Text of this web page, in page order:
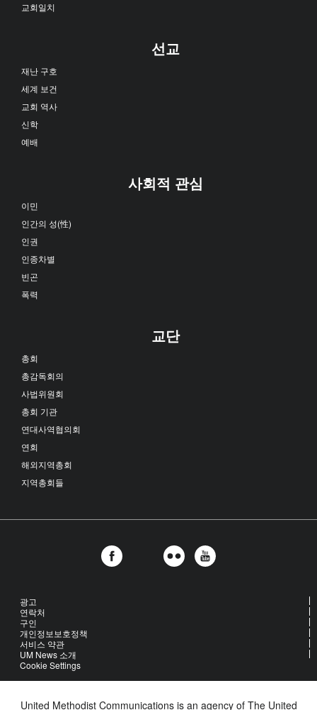
교회일치
선교
재난 구호
세계 보건
교회 역사
신학
예배
사회적 관심
이민
인간의 성(性)
인권
인종차별
빈곤
폭력
교단
총회
총감독회의
사법위원회
총회 기관
연대사역협의회
연회
해외지역총회
지역총회들
광고
연락처
구인
개인정보보호정책
서비스 약관
UM News 소개
Cookie Settings
United Methodist Communications is an agency of The United